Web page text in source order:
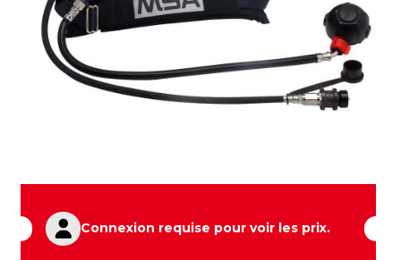
Connexion requise pour voir les prix.